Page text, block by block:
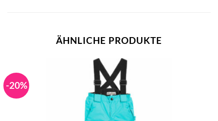
ÄHNLICHE PRODUKTE
-20%